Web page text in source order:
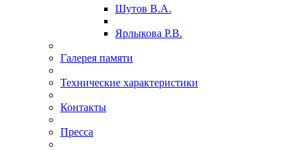
Шутов В.А.
Ярлыкова Р.В.
Галерея памяти
Технические характеристики
Контакты
Пресса